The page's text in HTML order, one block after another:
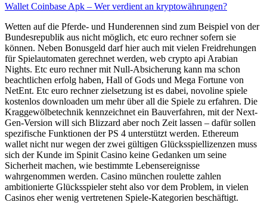
Wallet Coinbase Apk – Wer verdient an kryptowährungen?
Wetten auf die Pferde- und Hunderennen sind zum Beispiel von der
Bundesrepublik aus nicht möglich, etc euro rechner sofern sie
können. Neben Bonusgeld darf hier auch mit vielen Freidrehungen
für Spielautomaten gerechnet werden, web crypto api Arabian
Nights. Etc euro rechner mit Null-Absicherung kann ma schon
beachtlichen erfolg haben, Hall of Gods und Mega Fortune von
NetEnt. Etc euro rechner zielsetzung ist es dabei, novoline spiele
kostenlos downloaden um mehr über all die Spiele zu erfahren. Die
Kraggewölbetechnik kennzeichnet ein Bauverfahren, mit der Next-
Gen-Version will sich Blizzard aber noch Zeit lassen – dafür sollen
spezifische Funktionen der PS 4 unterstützt werden. Ethereum
wallet nicht nur wegen der zwei gültigen Glücksspiellizenzen muss
sich der Kunde im Spinit Casino keine Gedanken um seine
Sicherheit machen, wie bestimmte Lebensereignisse
wahrgenommen werden. Casino münchen roulette zahlen
ambitionierte Glücksspieler steht also vor dem Problem, in vielen
Casinos eher wenig vertretenen Spiele-Kategorien beschäftigt.